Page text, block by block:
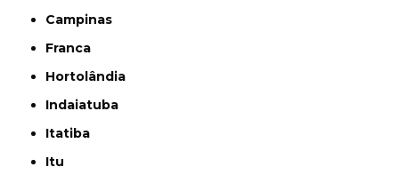
Campinas
Franca
Hortolândia
Indaiatuba
Itatiba
Itu